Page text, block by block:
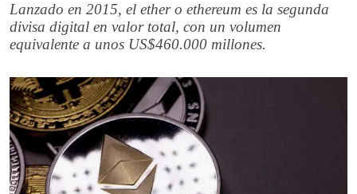
Lanzado en 2015, el ether o ethereum es la segunda
divisa digital en valor total, con un volumen
equivalente a unos US$460.000 millones.